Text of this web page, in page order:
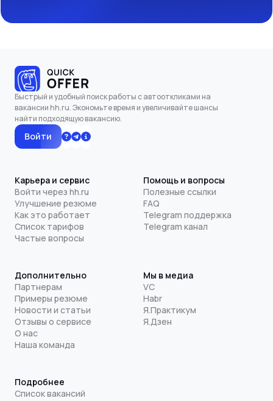
Быстрый и удобный поиск работы с автооткликами на
вакансии hh.ru. Экономьте время и увеличивайте шансы
найти подходящую вакансию.
Войти
Карьера и сервис
Войти через hh.ru
Улучшение резюме
Как это работает
Список тарифов
Частые вопросы
Помощь и вопросы
Полезные ссылки
FAQ
Telegram поддержка
Telegram канал
Дополнительно
Партнерам
Примеры резюме
Новости и статьи
Отзывы о сервисе
О нас
Наша команда
Мы в медиа
VC
Habr
Я.Практикум
Я.Дзен
Подробнее
Список вакансий